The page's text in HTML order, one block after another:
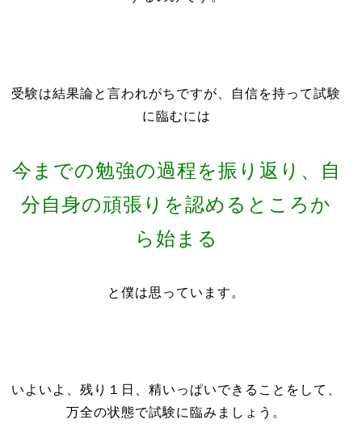
受験は結果論と言われがちですが、自信を持って試験
に臨むには
今までの勉強の過程を振り返り、自
分自身の頑張りを認めるところか
ら始まる
と僕は思っています。
いよいよ、残り１日、精いっぱいできることをして、
万全の状態で試験に臨みましょう。